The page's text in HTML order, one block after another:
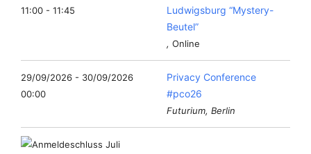
11:00 - 11:45
Ludwigsburg “Mystery-
Beutel”
, Online
29/09/2026 - 30/09/2026
00:00
Privacy Conference
#pco26
Futurium, Berlin